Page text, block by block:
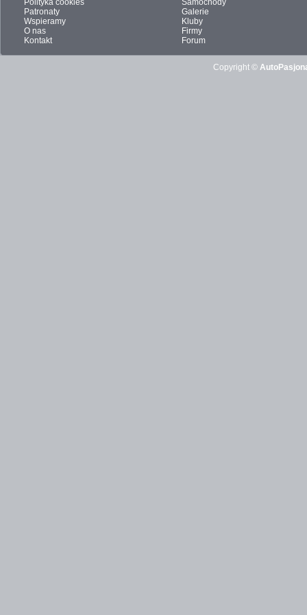
Polityka cookies
Patronaty
Wspieramy
O nas
Kontakt
Samochody
Galerie
Kluby
Firmy
Forum
Copyright ©